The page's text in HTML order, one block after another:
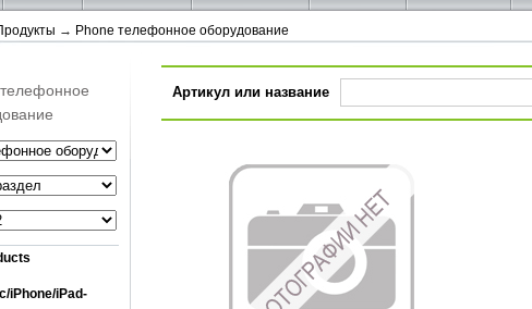
→ Phone телефонное оборудование
iPhone/iPad-
Артикул или название